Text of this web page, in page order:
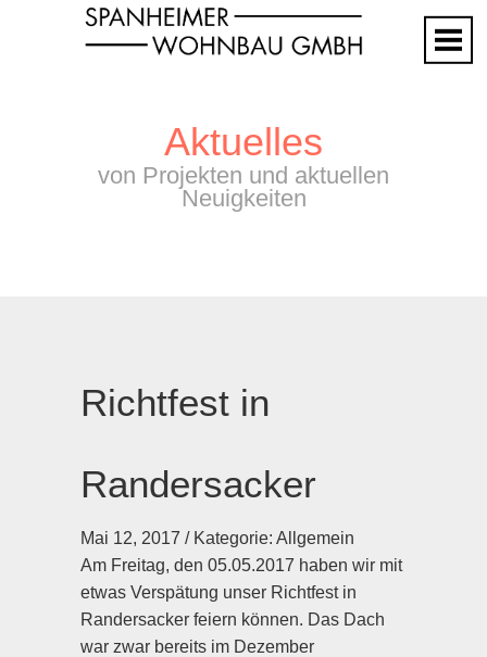
Home
Leistungen
Angebote
Kontakt
Aktuelles
von Projekten und aktuellen
Neuigkeiten
Richtfest in
Randersacker
Mai 12, 2017 / Kategorie: Allgemein
Am Freitag, den 05.05.2017 haben wir mit
etwas Verspätung unser Richtfest in
Randersacker feiern können. Das Dach
war zwar bereits im Dezember